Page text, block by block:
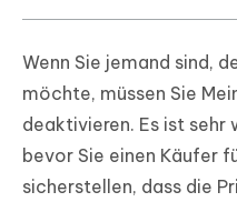
Wenn Sie jemand sind,
möchte, müssen Sie
deaktivieren. Es ist sehr
bevor Sie einen Käufer
sicherstellen, dass die